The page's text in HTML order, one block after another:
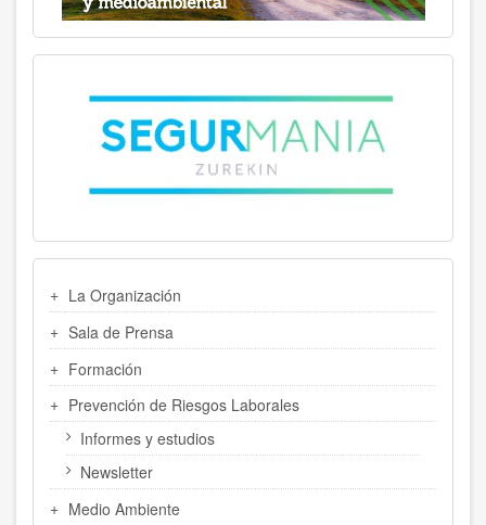
LATERAL
La Organización
Sala de Prensa
Formación
Prevención de Riesgos Laborales
Informes y estudios
Newsletter
Medio Ambiente